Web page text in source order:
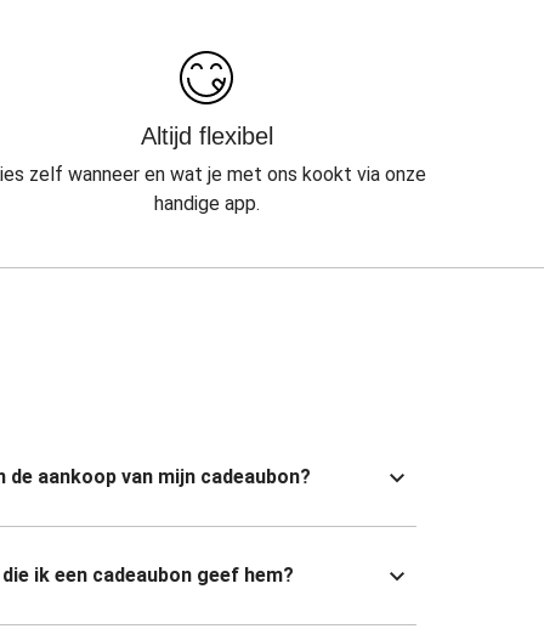
Altijd flexibel
zelf wanneer en wat je met ons kookt via onze
handige app.
aankoop van mijn cadeaubon?
ik een cadeaubon geef hem?